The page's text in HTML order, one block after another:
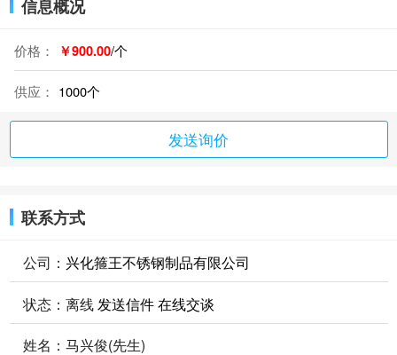
信息概况
价格： ￥900.00/个
供应： 1000个
发送询价
联系方式
公司： 兴化箍王不锈钢制品有限公司
状态：离线 发送信件在线交谈
姓名：马兴俊(先生)